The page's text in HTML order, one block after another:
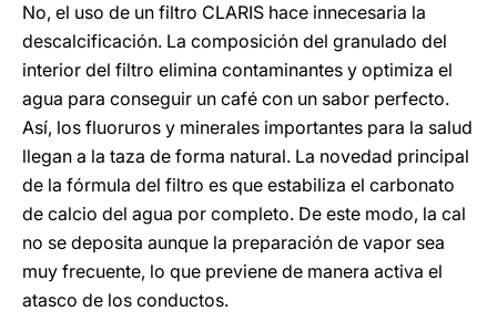
No, el uso de un filtro CLARIS hace innecesaria la
descalcificación. La composición del granulado del
interior del filtro elimina contaminantes y optimiza el
agua para conseguir un café con un sabor perfecto.
Así, los fluoruros y minerales importantes para la salud
llegan a la taza de forma natural. La novedad principal
de la fórmula del filtro es que estabiliza el carbonato
de calcio del agua por completo. De este modo, la cal
no se deposita aunque la preparación de vapor sea
muy frecuente, lo que previene de manera activa el
atasco de los conductos.